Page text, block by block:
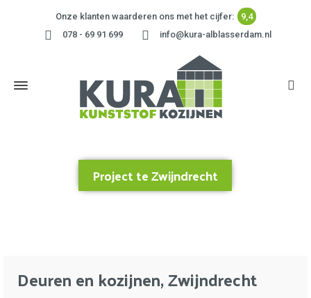
Onze klanten waarderen ons met het cijfer:
9,4
078 - 69 91 699
info@kura-alblasserdam.nl
Project te Zwijndrecht
Deuren en kozijnen, Zwijndrecht